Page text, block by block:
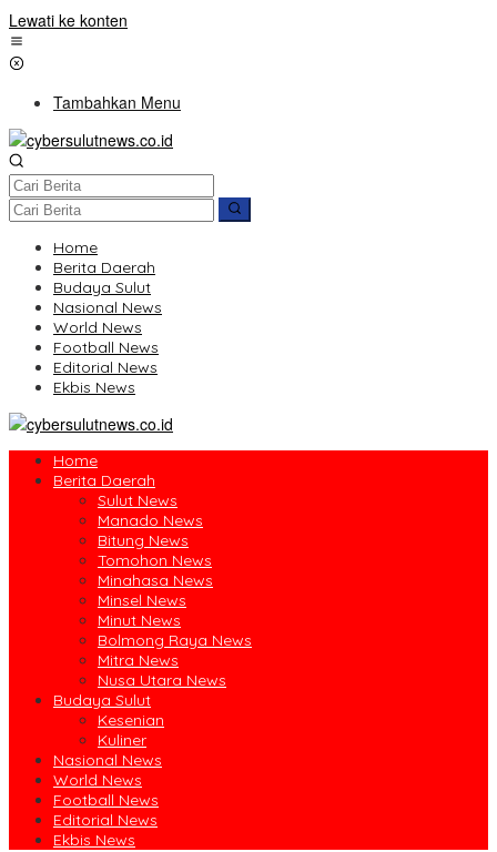
Lewati ke konten
Tambahkan Menu
Home
Berita Daerah
Budaya Sulut
Nasional News
World News
Football News
Editorial News
Ekbis News
Home
Berita Daerah
Sulut News
Manado News
Bitung News
Tomohon News
Minahasa News
Minsel News
Minut News
Bolmong Raya News
Mitra News
Nusa Utara News
Budaya Sulut
Kesenian
Kuliner
Nasional News
World News
Football News
Editorial News
Ekbis News